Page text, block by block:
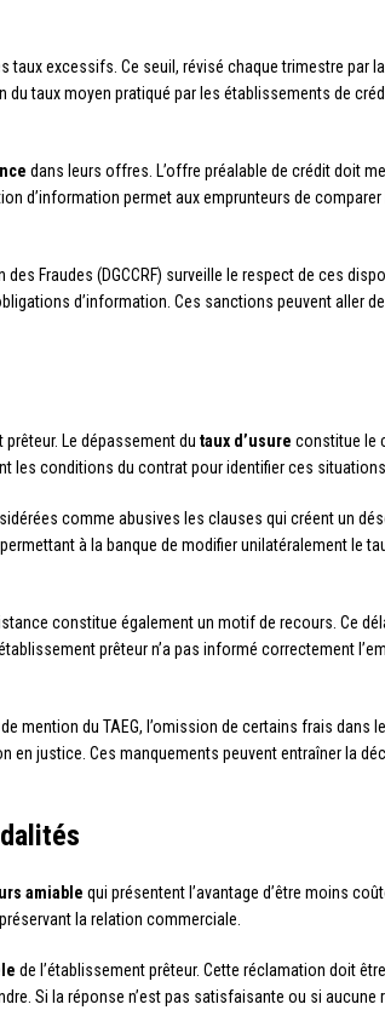
excessifs. Ce seuil, révisé chaque trimestre par
taux moyen pratiqué par les établissements de
dans leurs offres. L’offre préalable de crédit doit
d’information permet aux emprunteurs de
Fraudes (DGCCRF) surveille le respect de ces
d’information. Ces sanctions peuvent aller
Le dépassement du taux d’usure constitue le
les conditions du contrat pour identifier ces situations.
comme abusives les clauses qui créent un
à la banque de modifier unilatéralement le
constitue également un motif de recours. Ce
prêteur n’a pas informé correctement
mention du TAEG, l’omission de certains frais
justice. Ces manquements peuvent entraîner la
amiable qui présentent l’avantage d’être moins
la relation commerciale.
de l’établissement prêteur. Cette réclamation doit
Si la réponse n’est pas satisfaisante ou si aucune